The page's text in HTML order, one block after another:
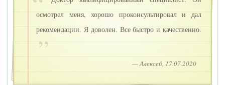
осмотрел меня, хорошо проконсультировал и дал
рекомендации. Я доволен. Все быстро и качественно.
— Алексей, 17.07.2020